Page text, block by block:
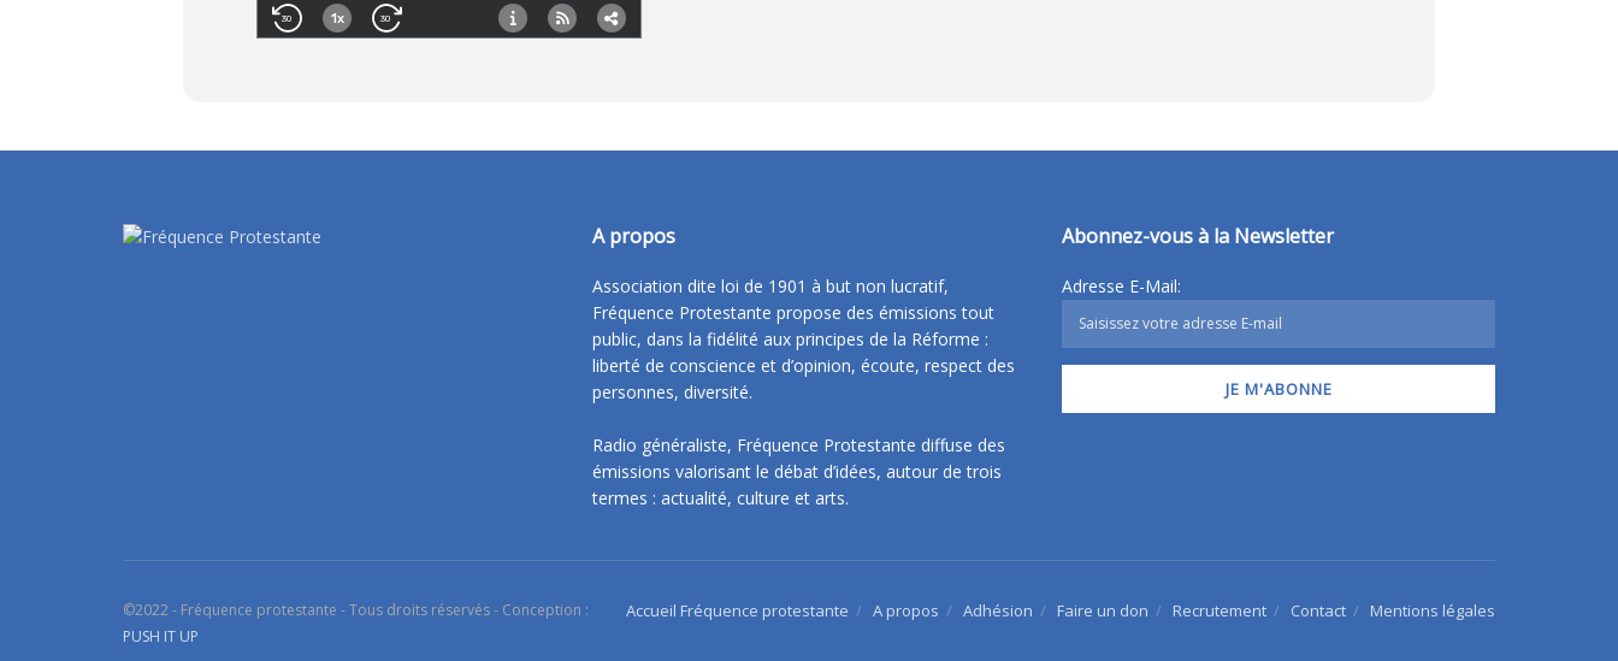
A propos
Association dite loi de 1901 à but non lucratif,
Fréquence Protestante propose des émissions tout
public, dans la fidélité aux principes de la Réforme :
liberté de conscience et d’opinion, écoute, respect des
personnes, diversité.
Radio généraliste, Fréquence Protestante diffuse des
émissions valorisant le débat d’idées, autour de trois
termes : actualité, culture et arts.
Abonnez-vous à la Newsletter
Adresse E-Mail:
Accueil Fréquence protestante A propos Adhésion Faire un don Recrutement Contact Mentions légales
©2022 - Fréquence protestante - Tous droits réservés - Conception :
PUSH IT UP